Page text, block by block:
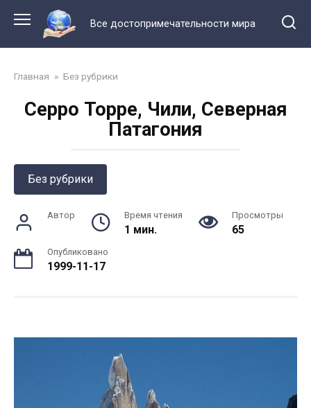
контенту
Все достопримечательности мира
Главная » Без рубрики
Серро Торре, Чили, Северная
Патагония
Без рубрики
Автор Время чтения
1 мин.
Просмотры
65
Опубликовано
1999-11-17